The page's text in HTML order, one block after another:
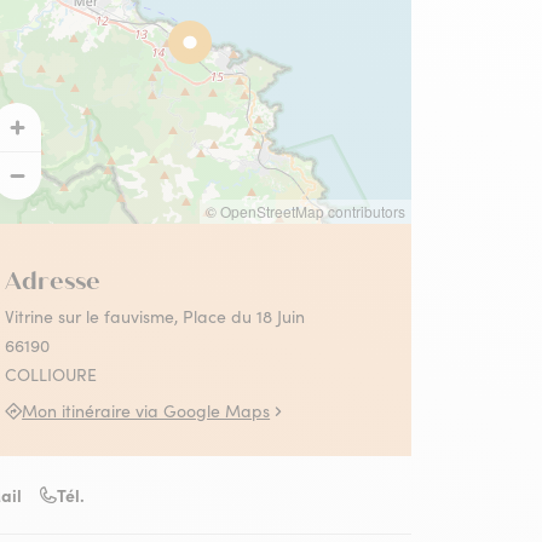
Collioure
en famille
moi le fauvisme
activités Absolument
les activités
© OpenStreetMap contributors
Adresse
Vitrine sur le fauvisme, Place du 18 Juin
66190
COLLIOURE
Mon itinéraire via Google Maps
Tél.